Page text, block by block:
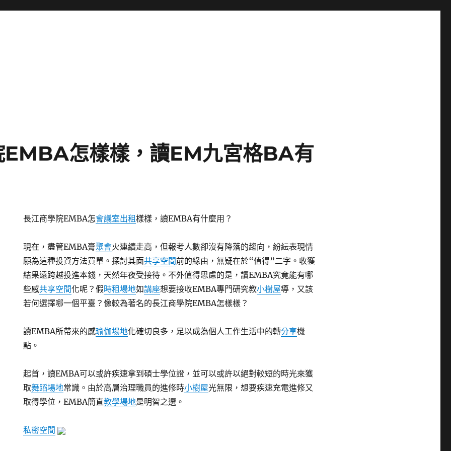
EMBA怎樣樣，讀EM九宮格BA有
長江商學院EMBA怎會議室出租樣樣，讀EMBA有什麼用？
現在，盡管EMBA膏聚會火連續走高，但報考人數卻沒有降落的趨向，紛紜表現情
願為這種投資方法買單。探討其面共享空間前的緣由，無疑在於“值得”二字。收獲
結果遠跨越投進本錢，天然年夜受接待。不外值得思慮的是，讀EMBA究竟能有哪
些感共享空間化呢？假時租場地如講座想要接收EMBA專門研究教小樹屋導，又該
若何選擇哪一個平臺？像較為著名的長江商學院EMBA怎樣樣？
讀EMBA所帶來的感瑜伽場地化確切良多，足以成為個人工作生活中的轉分享機
點。
起首，讀EMBA可以或許疾速拿到碩士學位證，並可以或許以絕對較短的時光來獲
取舞蹈場地常識。由於高層治理職員的進修時小樹屋光無限，想要疾速充電進修又
取得學位，EMBA簡直教學場地是明智之選。
私密空間